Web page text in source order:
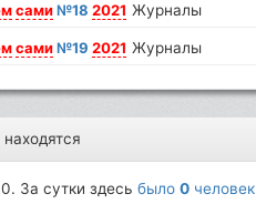
сами№182021 Журналы
сами№192021 Журналы
0. За сутки здесьбыло0 человек